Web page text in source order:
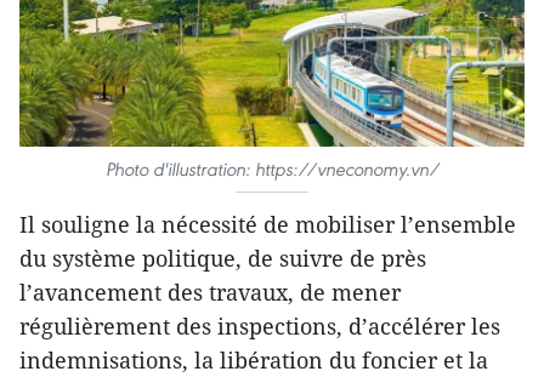
Photo d'illustration: https://vneconomy.vn/
Il souligne la nécessité de mobiliser l’ensemble
du système politique, de suivre de près
l’avancement des travaux, de mener
régulièrement des inspections, d’accélérer les
indemnisations, la libération du foncier et la